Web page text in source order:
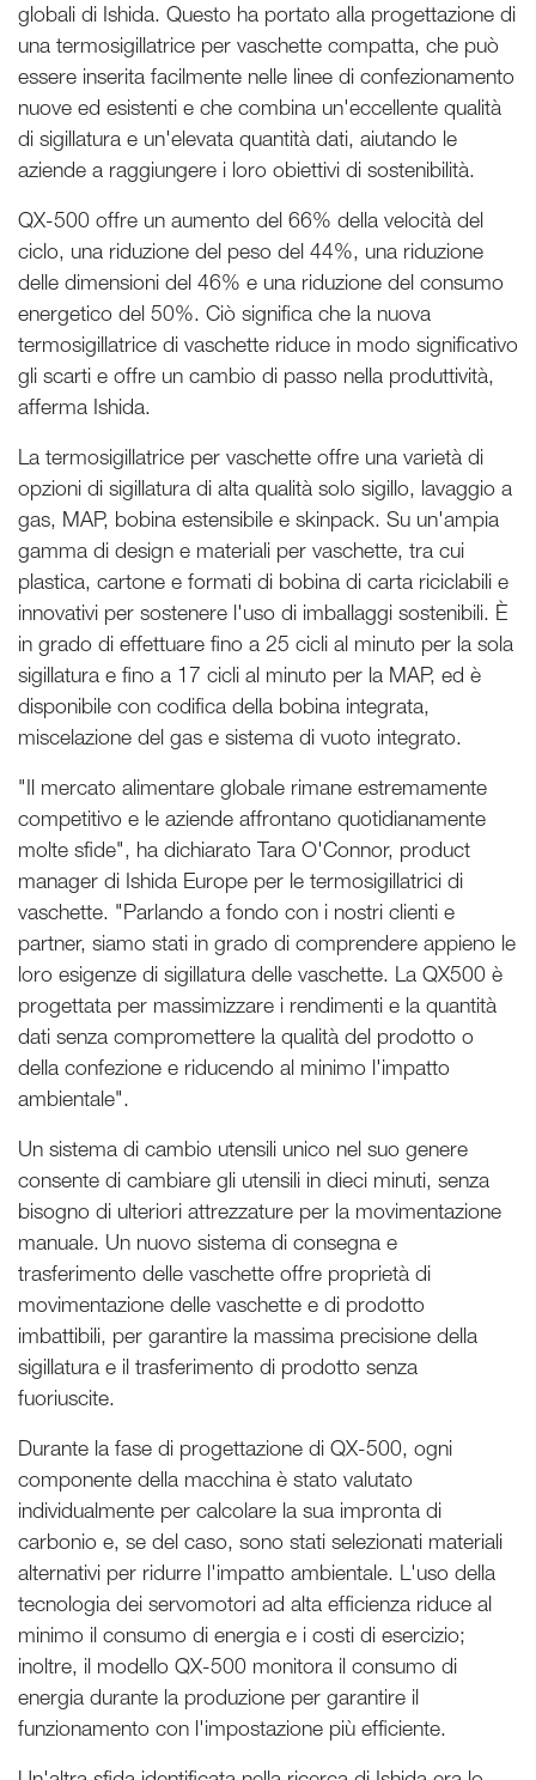
globali di Ishida. Questo ha portato alla progettazione di
una termosigillatrice per vaschette compatta, che può
essere inserita facilmente nelle linee di confezionamento
nuove ed esistenti e che combina un'eccellente qualità
di sigillatura e un'elevata quantità dati, aiutando le
aziende a raggiungere i loro obiettivi di sostenibilità.
QX-500 offre un aumento del 66% della velocità del
ciclo, una riduzione del peso del 44%, una riduzione
delle dimensioni del 46% e una riduzione del consumo
energetico del 50%. Ciò significa che la nuova
termosigillatrice di vaschette riduce in modo significativo
gli scarti e offre un cambio di passo nella produttività,
afferma Ishida.
La termosigillatrice per vaschette offre una varietà di
opzioni di sigillatura di alta qualità solo sigillo, lavaggio a
gas, MAP, bobina estensibile e skinpack. Su un'ampia
gamma di design e materiali per vaschette, tra cui
plastica, cartone e formati di bobina di carta riciclabili e
innovativi per sostenere l'uso di imballaggi sostenibili. È
in grado di effettuare fino a 25 cicli al minuto per la sola
sigillatura e fino a 17 cicli al minuto per la MAP, ed è
disponibile con codifica della bobina integrata,
miscelazione del gas e sistema di vuoto integrato.
"Il mercato alimentare globale rimane estremamente
competitivo e le aziende affrontano quotidianamente
molte sfide", ha dichiarato Tara O'Connor, product
manager di Ishida Europe per le termosigillatrici di
vaschette. "Parlando a fondo con i nostri clienti e
partner, siamo stati in grado di comprendere appieno le
loro esigenze di sigillatura delle vaschette. La QX500 è
progettata per massimizzare i rendimenti e la quantità
dati senza compromettere la qualità del prodotto o
della confezione e riducendo al minimo l'impatto
ambientale".
Un sistema di cambio utensili unico nel suo genere
consente di cambiare gli utensili in dieci minuti, senza
bisogno di ulteriori attrezzature per la movimentazione
manuale. Un nuovo sistema di consegna e
trasferimento delle vaschette offre proprietà di
movimentazione delle vaschette e di prodotto
imbattibili, per garantire la massima precisione della
sigillatura e il trasferimento di prodotto senza
fuoriuscite.
Durante la fase di progettazione di QX-500, ogni
componente della macchina è stato valutato
individualmente per calcolare la sua impronta di
carbonio e, se del caso, sono stati selezionati materiali
alternativi per ridurre l'impatto ambientale. L'uso della
tecnologia dei servomotori ad alta efficienza riduce al
minimo il consumo di energia e i costi di esercizio;
inoltre, il modello QX-500 monitora il consumo di
energia durante la produzione per garantire il
funzionamento con l'impostazione più efficiente.